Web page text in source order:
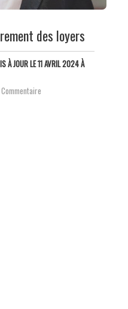
des loyers
À JOUR LE 11 AVRIL 2024 À
Commentaire